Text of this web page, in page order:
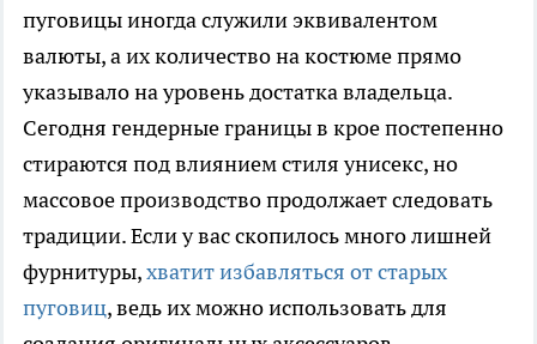
пуговицы иногда служили эквивалентом
валюты, а их количество на костюме прямо
указывало на уровень достатка владельца.
Сегодня гендерные границы в крое постепенно
стираются под влиянием стиля унисекс, но
массовое производство продолжает следовать
традиции. Если у вас скопилось много лишней
фурнитуры,хватит избавляться от старых
пуговиц, ведь их можно использовать для